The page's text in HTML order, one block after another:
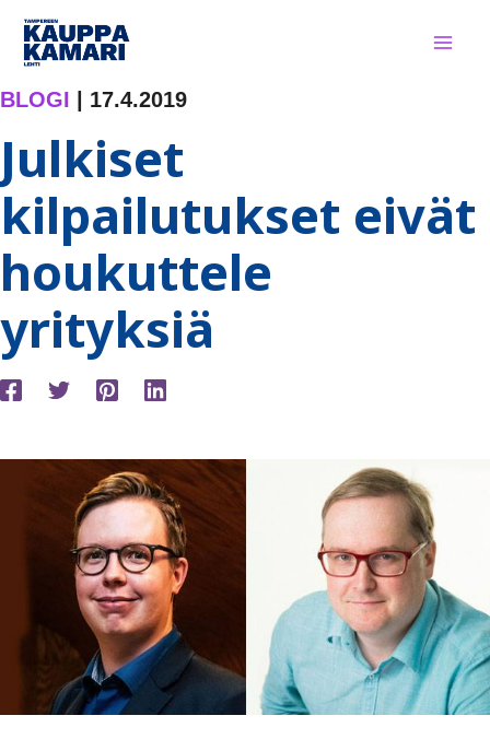
Siirry
sisältöön
BLOGI 17.4.2019
Julkiset
kilpailutukset eivät
houkuttele
yrityksiä